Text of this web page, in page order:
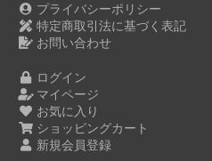
プライバシーポリシー
特定商取引法に基づく表記
お問い合わせ
ログイン
マイページ
お気に入り
ショッピングカート
新規会員登録